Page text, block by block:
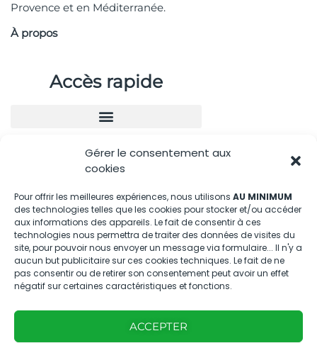
Gérer le consentement aux
cookies
Pour offrir les meilleures expériences, nous utilisons AU MINIMUM
des technologies telles que les cookies pour stocker et/ou accéder
aux informations des appareils. Le fait de consentir à ces
technologies nous permettra de traiter des données de visites du
site, pour pouvoir nous envoyer un message via formulaire... Il n'y a
aucun but publicitaire sur ces cookies techniques. Le fait de ne
pas consentir ou de retirer son consentement peut avoir un effet
négatif sur certaines caractéristiques et fonctions.
ACCEPTER
Provence et en Méditerranée.
À propos
Accès rapide
Nous contacter
04.88.08.75.28
contactBT@bleu-tomate.fr
Kit média
Kit média Bleu Tomate
Nous suivre